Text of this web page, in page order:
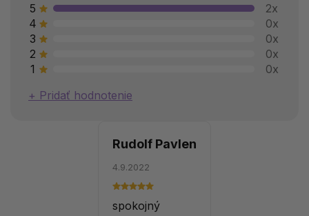
5
2x
4
0x
3
0x
2
0x
1
0x
Pridať hodnotenie
Rudolf Pavlen
4.9.2022
spokojný